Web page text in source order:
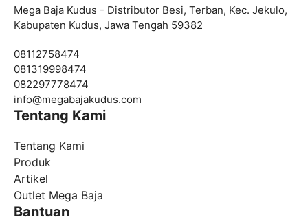
Mega Baja Kudus - Distributor Besi, Terban, Kec. Jekulo,
Kabupaten Kudus, Jawa Tengah 59382
08112758474
081319998474
082297778474
info@megabajakudus.com
Tentang Kami
Tentang Kami
Produk
Artikel
Outlet Mega Baja
Bantuan